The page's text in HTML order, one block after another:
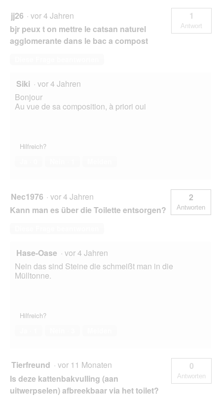
jj26 · vor 4 Jahren
bjr peux t on mettre le catsan naturel
agglomerante dans le bac a compost
1
Antwort
Siki · vor 4 Jahren
Bonjour
Au vue de sa composition, à priori oui
Hilfreich?
Nec1976 · vor 4 Jahren
Kann man es über die Toilette entsorgen?
2
Antworten
Hase-Oase · vor 4 Jahren
Nein das sind Steine die schmeißt man in die
Mülltonne.
Hilfreich?
Tierfreund · vor 11 Monaten
Is deze kattenbakvulling (aan
uitwerpselen) afbreekbaar via het toilet?
0
Antworten